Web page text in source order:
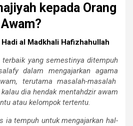
kepada Orang
Awam?
Hadi al Madkhali Hafizhahullah
terbaik yang semestinya ditempuh
dalam mengajarkan agama
terutama masalah-masalah
dia hendak mentahdzir awam
atau kelompok tertentu.
ia tempuh untuk mengajarkan hal-